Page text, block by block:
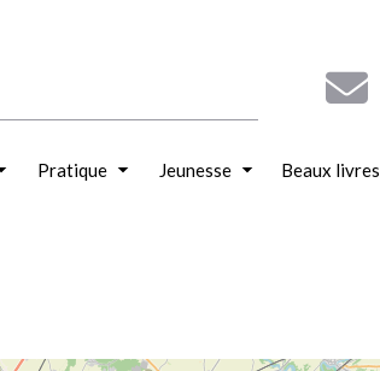
Pratique Jeunesse Beaux livres